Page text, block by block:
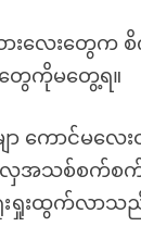
းလေးတွေက
ေကိုမတွေ့ရ။
ာ ကောင်မလေး
အသစ်စက်စက်
ရှုးထွက်လာသ